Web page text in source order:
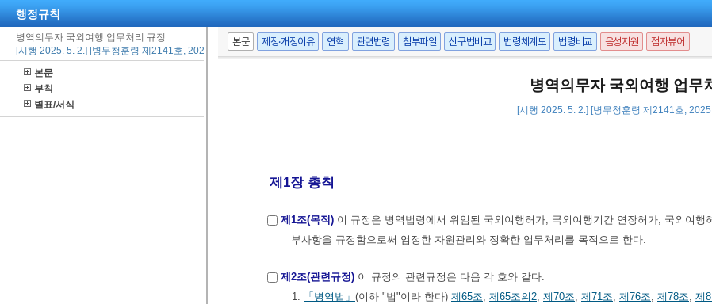
행정규칙
병역의무자 국외여행 업무처리 규정
[시행 2025. 5. 2.] [병무청훈령 제2141호, 2025. 5. 2., 일부개정]
본문
부칙
별표/서식
본문 제정·개정이유 연혁 관련법령 첨부파일 신구법비교 법령체계도 법령비교 음성지원 점자뷰어
병역의무자 국외여행 업무
[시행 2025. 5. 2.] [병무청훈령 제2141호,
제1장 총칙
제1조(목적) 이 규정은 병역법령에서 위임된 국외여행허가, 국외여행기간 연장허가, 국외여
부사항을 규정함으로써 엄정한 자원관리와 정확한 업무처리를 목적으로 한다.
제2조(관련규정) 이 규정의 관련규정은 다음 각 호와 같다.
1.
「병역법」 (이하 "법"이라 한다) 제65조, 제65조의2, 제70조, 제71조, 제76조, 제78조, 제